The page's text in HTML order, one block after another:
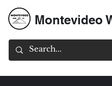
Montevideo